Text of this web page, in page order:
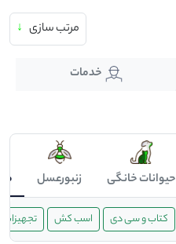
مرتب سازی ↓
خدمات
حیوانات خانگی زنبورعسل
کتاب و سی دی اسب کش تجهیزات